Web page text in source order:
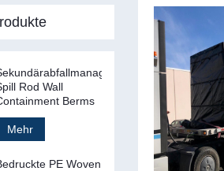
Rod Wall
Berms
Mehr
PE Woven